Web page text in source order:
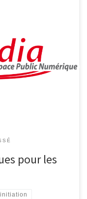
: Découverte
: recherche
… 4 séances
05 et 13/05, de 9h30 à
pour les
initiation